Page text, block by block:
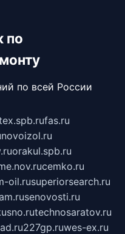
по
по всей России
fas.ru
novoizol.ru
orakul.spb.ru
cemko.ru
oil.rusuperiorsearch.ru
senovosti.ru
technosaratov.ru
227gp.ruwes-ex.ru